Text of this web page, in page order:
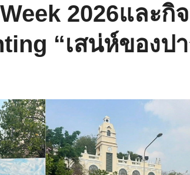
2026และกิ
“เสน่ห์ของป